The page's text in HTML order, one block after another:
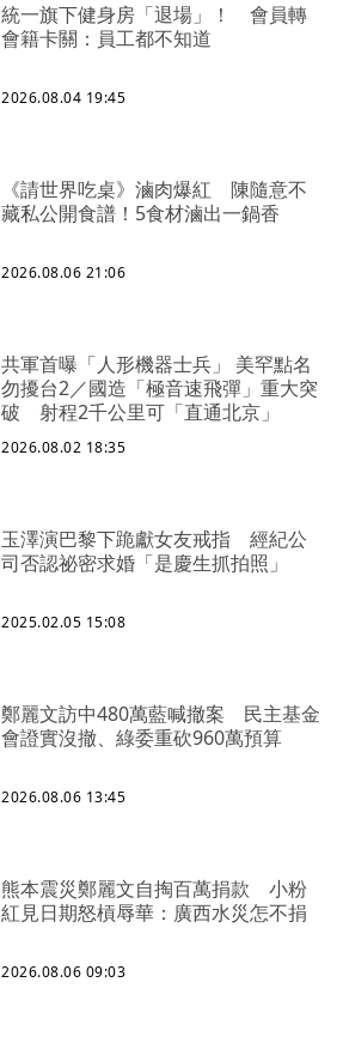
統一旗下健身房「退場」！ 會員轉
會籍卡關：員工都不知道
2026.08.04 19:45
《請世界吃桌》滷肉爆紅 陳隨意不
藏私公開食譜！5食材滷出一鍋香
2026.08.06 21:06
共軍首曝「人形機器士兵」 美罕點名
勿擾台2／國造「極音速飛彈」重大突
破 射程2千公里可「直通北京」
2026.08.02 18:35
玉澤演巴黎下跪獻女友戒指 經紀公
司否認祕密求婚「是慶生抓拍照」
2025.02.05 15:08
鄭麗文訪中480萬藍喊撤案 民主基金
會證實沒撤、綠委重砍960萬預算
2026.08.06 13:45
熊本震災鄭麗文自掏百萬捐款 小粉
紅見日期怒槓辱華：廣西水災怎不捐
2026.08.06 09:03